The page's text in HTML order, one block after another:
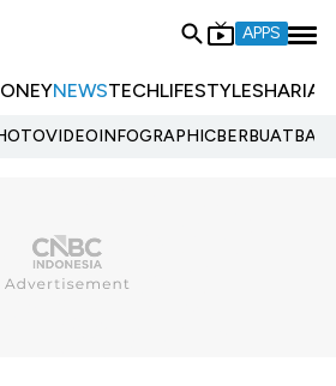
APPS
NEWSTECHLIFESTYLESHARIA
VIDEOINFOGRAPHIC